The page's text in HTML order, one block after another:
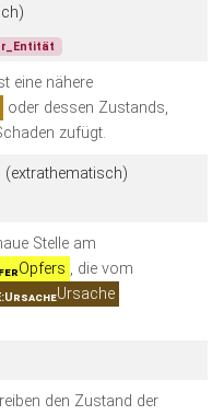
eine nähere
oder dessen Zustands,
zufügt.
(extrathematisch)
Stelle am
Opfers , die vom
Ursache
den Zustand der